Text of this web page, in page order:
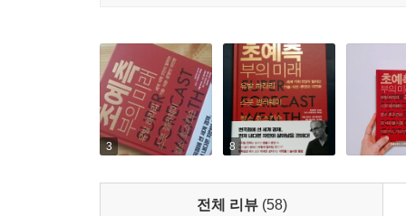
‘기술이 인간을 지배하는 세상’이 아니라 ‘기술이
21세기에는 데이터가 세계에서 가장 중요한 자산
모두가 바뀔 것입니다. (36쪽)
3 8
전체 리뷰 (58)